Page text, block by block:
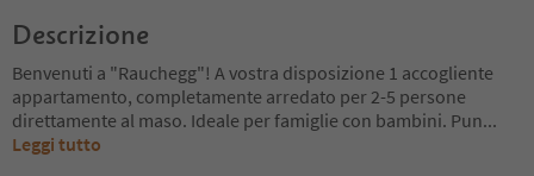
Descrizione
Benvenuti a "Rauchegg"! A vostra disposizione 1 accogliente
appartamento, completamente arredato per 2-5 persone
direttamente al maso. Ideale per famiglie con bambini. Pun...
Leggi tutto